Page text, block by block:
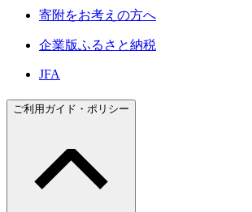
寄附をお考えの方へ
企業版ふるさと納税
JFA
ご利用ガイド・ポリシー